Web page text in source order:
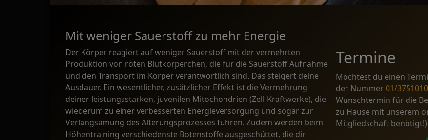
Mit weniger Sauerstoff zu mehr Energie
Der Körper reagiert auf weniger Sauerstoff mit der vermehrten
Produktion von roten Blutkörperchen, die für die Sauerstoff Aufnahme
und den Transport im Körper verantwortlich sind. Das steigert deine
Ausdauer. Ein wesentlicher, zusätzlicher Effekt ist die Vermehrung
deiner leistungsstarken, juvenilen Mitochondrien (Zell-Kraftwerke), die
wiederum zu einer verbesserten Energieversorgung und sogar zur
Verlangsamung des Alterungsprozesses führen. Zudem werden beim
Höhentraining verschiedenste Botenstoffe ausgeschüttet, die dir
Termine
Möchtest du einen
der Nummer 01/3751010
Wunschtermin für die
zu Hause mit unserem
Mitgliedschaft benötigt!)